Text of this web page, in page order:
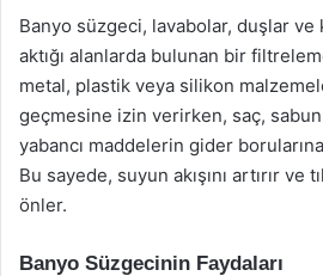
Banyo süzgeci, lavabolar, duşlar
aktığı alanlarda bulunan bir
metal, plastik veya silikon
geçmesine izin verirken, saç, sabun
yabancı maddelerin gider
Bu sayede, suyun akışını artırır ve
önler.
Banyo Süzgecinin Faydaları